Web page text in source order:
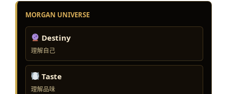
MORGAN UNIVERSE
Destiny
理解自己
Taste
理解品味